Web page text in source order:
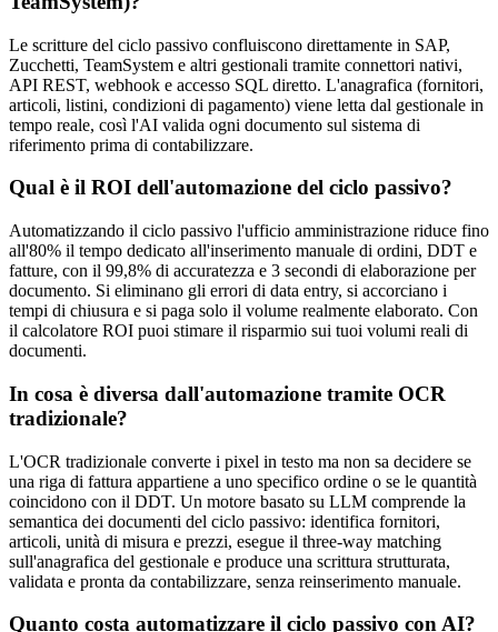
Le scritture del ciclo passivo confluiscono direttamente in SAP,
Zucchetti, TeamSystem e altri gestionali tramite connettori nativi,
API REST, webhook e accesso SQL diretto. L'anagrafica (fornitori,
articoli, listini, condizioni di pagamento) viene letta dal gestionale in
tempo reale, così l'AI valida ogni documento sul sistema di
riferimento prima di contabilizzare.
Qual è il ROI dell'automazione del ciclo passivo?
Automatizzando il ciclo passivo l'ufficio amministrazione riduce fino
all'80% il tempo dedicato all'inserimento manuale di ordini, DDT e
fatture, con il 99,8% di accuratezza e 3 secondi di elaborazione per
documento. Si eliminano gli errori di data entry, si accorciano i
tempi di chiusura e si paga solo il volume realmente elaborato. Con
il calcolatore ROI puoi stimare il risparmio sui tuoi volumi reali di
documenti.
In cosa è diversa dall'automazione tramite OCR
tradizionale?
L'OCR tradizionale converte i pixel in testo ma non sa decidere se
una riga di fattura appartiene a uno specifico ordine o se le quantità
coincidono con il DDT. Un motore basato su LLM comprende la
semantica dei documenti del ciclo passivo: identifica fornitori,
articoli, unità di misura e prezzi, esegue il three-way matching
sull'anagrafica del gestionale e produce una scrittura strutturata,
validata e pronta da contabilizzare, senza reinserimento manuale.
Quanto costa automatizzare il ciclo passivo con AI?